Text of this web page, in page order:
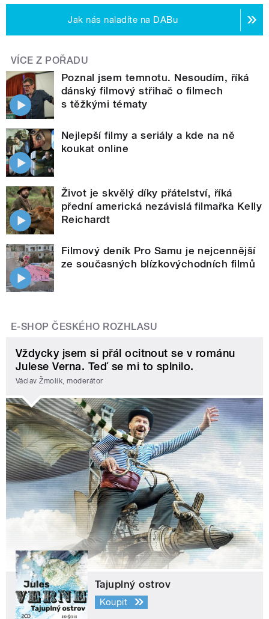
Jak nás naladíte na DABu
VÍCE Z POŘADU
Poznal jsem temnotu. Nesoudím, říká
dánský filmový střihač o filmech
s těžkými tématy
Nejlepší filmy a seriály a kde na ně
koukat online
Život je skvělý díky přátelství, říká
přední americká nezávislá filmařka Kelly
Reichardt
Filmový deník Pro Samu je nejcennější
ze současných blízkovýchodních filmů
E-SHOP ČESKÉHO ROZHLASU
Vždycky jsem si přál ocitnout se v románu
Julese Verna. Teď se mi to splnilo.
Václav Žmolík, moderátor
Tajuplný ostrov
Koupit